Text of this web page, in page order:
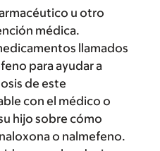
u otro
médica.
llamados
para ayudar a
de este
con el médico o
hijo sobre cómo
o nalmefeno.